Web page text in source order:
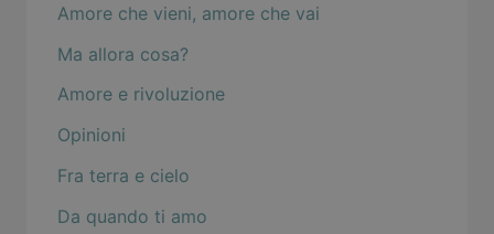
Amore che vieni, amore che vai
Ma allora cosa?
Amore e rivoluzione
Opinioni
Fra terra e cielo
Da quando ti amo